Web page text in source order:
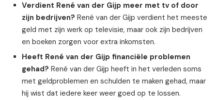
Verdient René van der Gijp meer met tv of door
zijn bedrijven? René van der Gijp verdient het meeste
geld met zijn werk op televisie, maar ook zijn bedrijven
en boeken zorgen voor extra inkomsten.
Heeft René van der Gijp financiële problemen
gehad? René van der Gijp heeft in het verleden soms
met geldproblemen en schulden te maken gehad, maar
hij wist dat iedere keer weer goed op te lossen.